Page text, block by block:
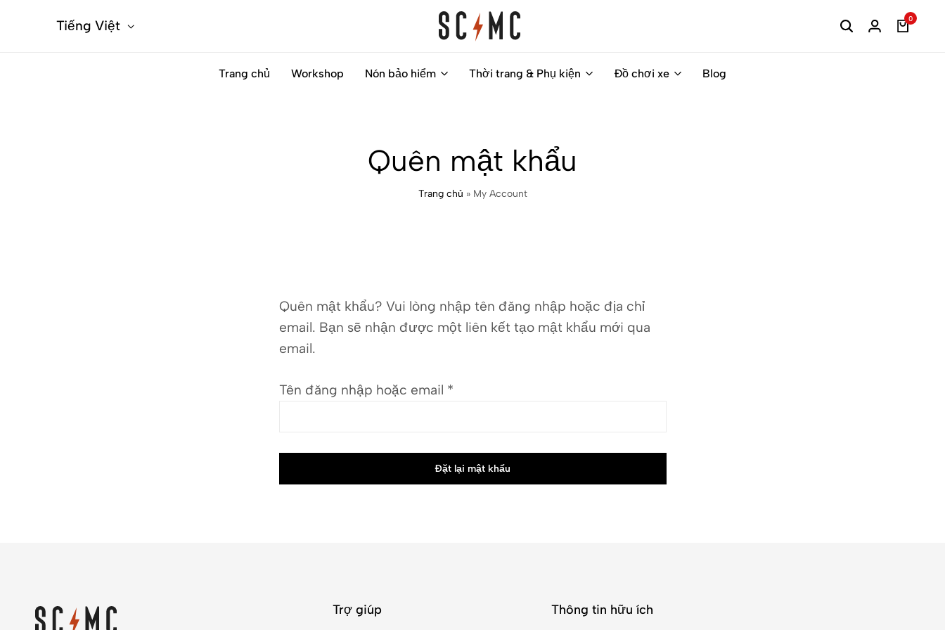
Tiếng Việt
Classic
you
next
motorbike
easily
0
Trang chủ Workshop Nón bảo hiểm Thời trang & Phụ kiện Đồ chơi xe Blog
Quên mật khẩu
Trang chủ » My Account
Quên mật khẩu? Vui lòng nhập tên đăng nhập hoặc địa chỉ
email. Bạn sẽ nhận được một liên kết tạo mật khẩu mới qua
email.
Tên đăng nhập hoặc email *
Đặt lại mật khẩu
Trợ giúp Thông tin hữu ích